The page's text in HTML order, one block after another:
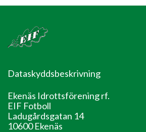
Dataskyddsbeskrivning
Ekenäs Idrottsförening rf.
EIF Fotboll
Ladugårdsgatan 14
10600 Ekenäs